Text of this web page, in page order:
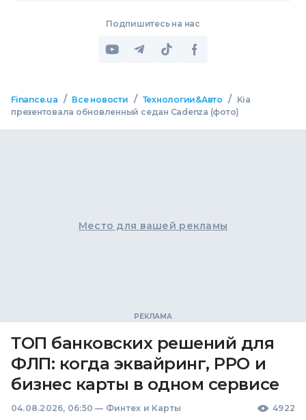
Подпишитесь на нас
Finance.ua / Все новости / Технологии&Авто /
Kia
презентовала обновленный седан Cadenza (фото)
Место для вашей рекламы
ТОП банковских решений для
ФЛП: когда эквайринг, РРО и
бизнес карты в одном сервисе
04.08.2026, 06:50 — Финтех и Карты 4922